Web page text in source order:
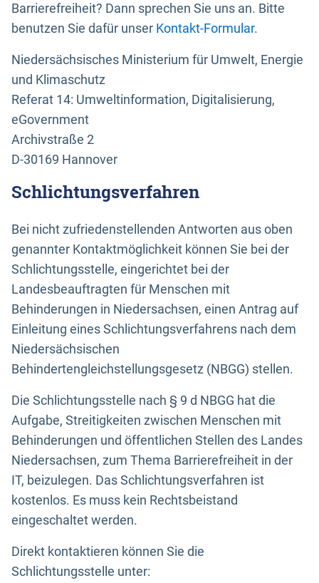
Barrierefreiheit? Dann sprechen Sie uns an. Bitte
benutzen Sie dafür unser Kontakt-Formular.
Niedersächsisches Ministerium für Umwelt, Energie
und Klimaschutz
Referat 14: Umweltinformation, Digitalisierung,
eGovernment
Archivstraße 2
D-30169 Hannover
Schlichtungsverfahren
Bei nicht zufriedenstellenden Antworten aus oben
genannter Kontaktmöglichkeit können Sie bei der
Schlichtungsstelle, eingerichtet bei der
Landesbeauftragten für Menschen mit
Behinderungen in Niedersachsen, einen Antrag auf
Einleitung eines Schlichtungsverfahrens nach dem
Niedersächsischen
Behindertengleichstellungsgesetz (NBGG) stellen.
Die Schlichtungsstelle nach § 9 d NBGG hat die
Aufgabe, Streitigkeiten zwischen Menschen mit
Behinderungen und öffentlichen Stellen des Landes
Niedersachsen, zum Thema Barrierefreiheit in der
IT, beizulegen. Das Schlichtungsverfahren ist
kostenlos. Es muss kein Rechtsbeistand
eingeschaltet werden.
Direkt kontaktieren können Sie die
Schlichtungsstelle unter: